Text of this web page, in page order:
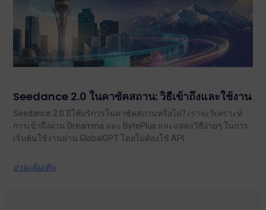
Seedance 2.0 ในคาซัคสถาน: วิธีเข้าถึงและใช้งาน
Seedance 2.0 มีให้บริการในคาซัคสถานหรือไม่? เราจะวิเคราะห์
การเข้าถึงผ่าน Dreamina และ BytePlus และแสดงวิธีง่ายๆ ในการ
เริ่มต้นใช้งานผ่าน GlobalGPT โดยไม่ต้องใช้ API.
อ่านเพิ่มเติม